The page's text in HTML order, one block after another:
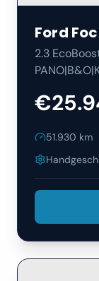
Ford
2.3
51.930 km